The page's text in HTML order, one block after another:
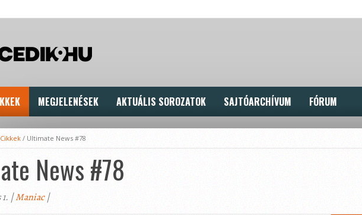
MEGJELENÉSEK AKTUÁLIS SOROZATOK SAJTÓARCHÍVUM FÓRUM
Cikkek / Ultimate News #78
News #78
|Maniac|